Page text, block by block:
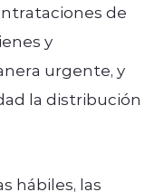
de
y
urgente, y
la distribución
hábiles, las